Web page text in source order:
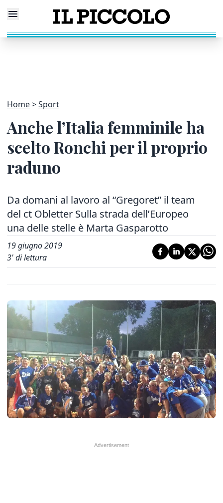
Home Sport
Anche l’Italia femminile ha
scelto Ronchi per il proprio
raduno
Da domani al lavoro al “Gregoret” il team
del ct Obletter Sulla strada dell’Europeo
una delle stelle è Marta Gasparotto
19 giugno 2019
3' di lettura